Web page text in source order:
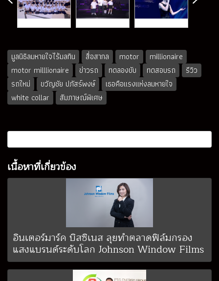
มูลนิธิลมหายใจไร้มลทิน สื่อสากล motor
millionaire
motor milllionaire
ข่าวรถ ทดลองขับ ทดสอบรถ
รีวิว
รถใหม่
ขวัญชัย ปภัสร์พงษ์
เธอคือแรงแห่งลมหายใจ
white collar
สัมภาษณ์พิเศษ
เนื้อหาที่เกี่ยวข้อง
อินเตอร์มาร์ค บิสซิเนส ลุยทำตลาดฟิล์มกรอง
แสงแบรนด์ระดับโลก Johnson Window Films